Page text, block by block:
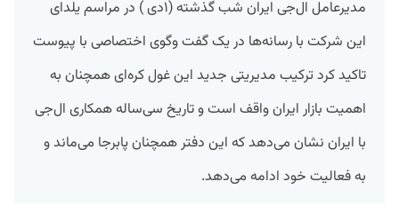
‏مدیرعامل ‎ال‌جی ایران شب گذشته (۱دی ) در مراسم یلدای
این شرکت با رسانه‌ها در یک گفت وگوی اختصاصی با پیوست
تاکید کرد ترکیب مدیریتی جدید این غول کره‌ای همچنان به
اهمیت بازار ایران واقف است و تاریخ سی‌ساله همکاری ال‌جی
با ایران نشان می‌دهد که این دفتر همچنان پابرجا می‌ماند و
به فعالیت خود ادامه می‌دهد.